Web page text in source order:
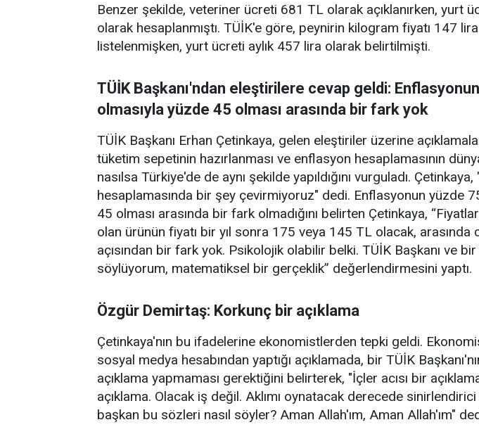
Benzer şekilde, veteriner ücreti 681 TL olarak açıklanırken, yurt
olarak hesaplanmıştı. TÜİK'e göre, peynirin kilogram fiyatı 147
listelenmişken, yurt ücreti aylık 457 lira olarak belirtilmişti.
TÜİK Başkanı'ndan eleştirilere cevap geldi:
olmasıyla yüzde 45 olması arasında bir fark yok
TÜİK Başkanı Erhan Çetinkaya, gelen eleştiriler üzerine
tüketim sepetinin hazırlanması ve enflasyon hesaplamasının
nasılsa Türkiye'de de aynı şekilde yapıldığını vurguladı.
hesaplamasında bir şey çevirmiyoruz" dedi. Enflasyonun yüzde
45 olması arasında bir fark olmadığını belirten Çetinkaya,
olan ürünün fiyatı bir yıl sonra 175 veya 145 TL olacak, arasında
açısından bir fark yok. Psikolojik olabilir belki. TÜİK Başkanı ve
söylüyorum, matematiksel bir gerçeklik” değerlendirmesini yaptı.
Özgür Demirtaş: Korkunç bir açıklama
Çetinkaya'nın bu ifadelerine ekonomistlerden tepki geldi.
sosyal medya hesabından yaptığı açıklamada, bir TÜİK
açıklama yapmaması gerektiğini belirterek, "İçler acısı bir
açıklama. Olacak iş değil. Aklımı oynatacak derecede
başkan bu sözleri nasıl söyler? Aman Allah'ım, Aman Allah'ım"